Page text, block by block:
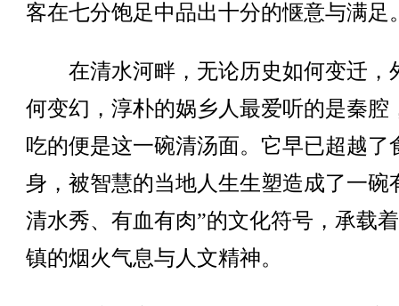
客在七分饱足中品出十分的惬意与满足
在清水河畔，无论历史如何变迁，
何变幻，淳朴的娲乡人最爱听的是秦腔
吃的便是这一碗清汤面。它早已超越了
身，被智慧的当地人生生塑造成了一碗
清水秀、有血有肉”的文化符号，承载
镇的烟火气息与人文精神。